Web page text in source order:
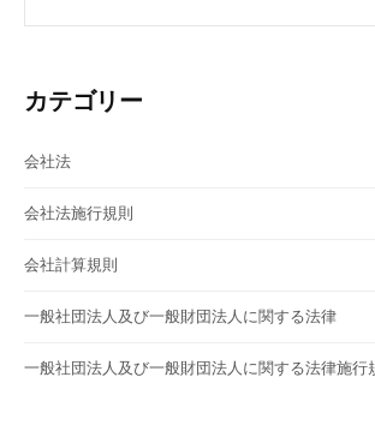
シ
カテゴリー
会社法
会社法施行規則
会社計算規則
一般社団法人及び一般財団法人に関する法律
一般社団法人及び一般財団法人に関する法律施行